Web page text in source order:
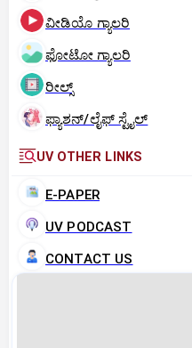
ವೀಡಿಯೊ ಗ್ಯಾಲರಿ
ಫೋಟೋ ಗ್ಯಾಲರಿ
ರೀಲ್ಸ್
ಫ್ಯಾಶನ್/ಲೈಫ್‌ ಸ್ಟೈಲ್
UV OTHER LINKS
E-PAPER
UV PODCAST
CONTACT US